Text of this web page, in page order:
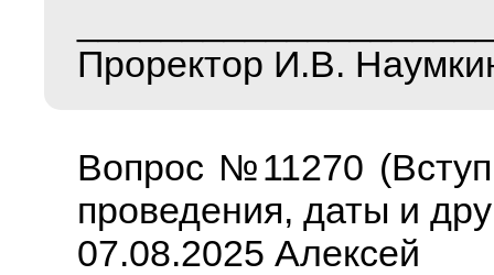
Проректор И.В.
Вопрос №11270
проведения, даты и
07.08.2025 Алексей